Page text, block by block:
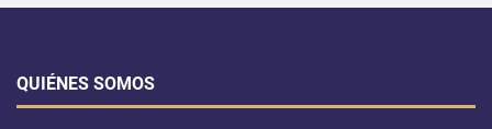
QUIÉNES SOMOS